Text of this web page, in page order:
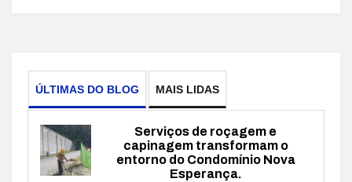
ÚLTIMAS DO BLOG MAIS LIDAS
Serviços de roçagem e
capinagem transformam o
entorno do Condomínio Nova
Esperança.